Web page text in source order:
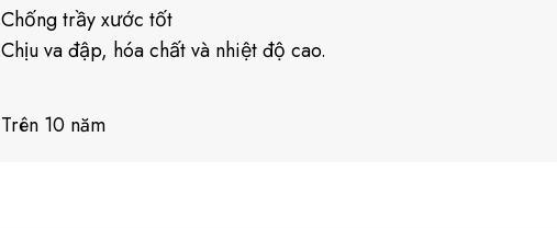
Chống trầy xước tốt
Chịu va đập, hóa chất và nhiệt độ cao.
Trên 10 năm